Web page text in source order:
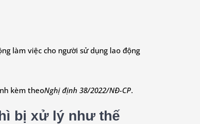
làm việc cho người sử dụng lao động
kèm theoNghị định 38/2022/NĐ-CP.
bị xử lý như thế